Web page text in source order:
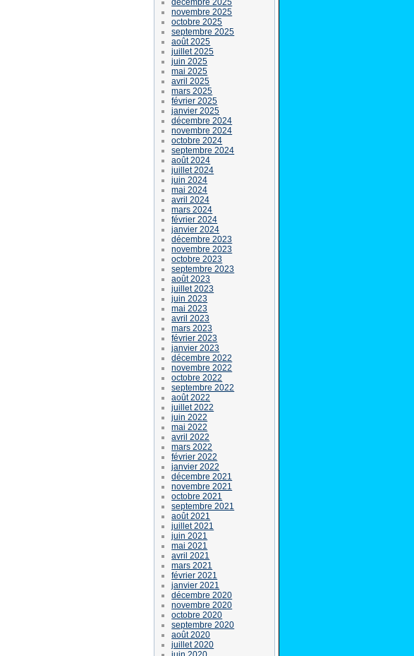
novembre 2025
octobre 2025
septembre 2025
août 2025
juillet 2025
juin 2025
mai 2025
avril 2025
mars 2025
février 2025
janvier 2025
décembre 2024
novembre 2024
octobre 2024
septembre 2024
août 2024
juillet 2024
juin 2024
mai 2024
avril 2024
mars 2024
février 2024
janvier 2024
décembre 2023
novembre 2023
octobre 2023
septembre 2023
août 2023
juillet 2023
juin 2023
mai 2023
avril 2023
mars 2023
février 2023
janvier 2023
décembre 2022
novembre 2022
octobre 2022
septembre 2022
août 2022
juillet 2022
juin 2022
mai 2022
avril 2022
mars 2022
février 2022
janvier 2022
décembre 2021
novembre 2021
octobre 2021
septembre 2021
août 2021
juillet 2021
juin 2021
mai 2021
avril 2021
mars 2021
février 2021
janvier 2021
décembre 2020
novembre 2020
octobre 2020
septembre 2020
août 2020
juillet 2020